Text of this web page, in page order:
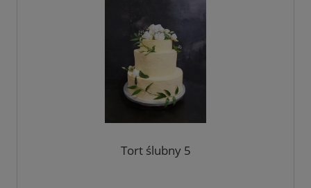
Tort ślubny 5